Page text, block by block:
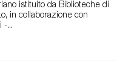
istituito da Biblioteche di
in collaborazione con
-...